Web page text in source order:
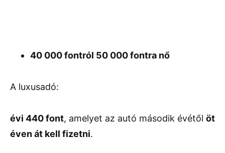
40 000 fontról 50 000 fontra nő
A luxusadó:
évi 440 font, amelyet az autó második évétől öt
éven át kell fizetni.